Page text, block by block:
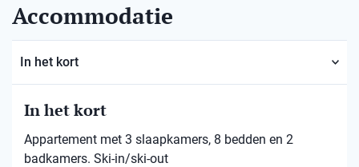
Accommodatie
In het kort
In het kort
Appartement met 3 slaapkamers, 8 bedden en 2
badkamers. Ski-in/ski-out